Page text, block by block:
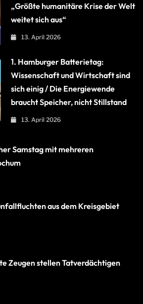
„Größte humanitäre Krise der Welt
weitet sich aus“
13. April 2026
1. Hamburger Batterietag:
Wissenschaft und Wirtschaft sind
sich einig / Die Energiewende
braucht Speicher, nicht Stillstand
13. April 2026
Samstag mit mehreren
aus dem Kreisgebiet
Zeugen stellen Tatverdächtigen